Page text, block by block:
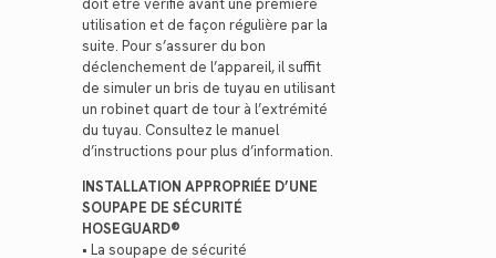
doit être vérifié avant une première
utilisation et de façon régulière par la
suite. Pour s’assurer du bon
déclenchement de l’appareil, il suffit
de simuler un bris de tuyau en utilisant
un robinet quart de tour à l’extrémité
du tuyau. Consultez le manuel
d’instructions pour plus d’information.
INSTALLATION APPROPRIÉE D’UNE
SOUPAPE DE SÉCURITÉ
HOSEGUARD®
• La soupape de sécurité